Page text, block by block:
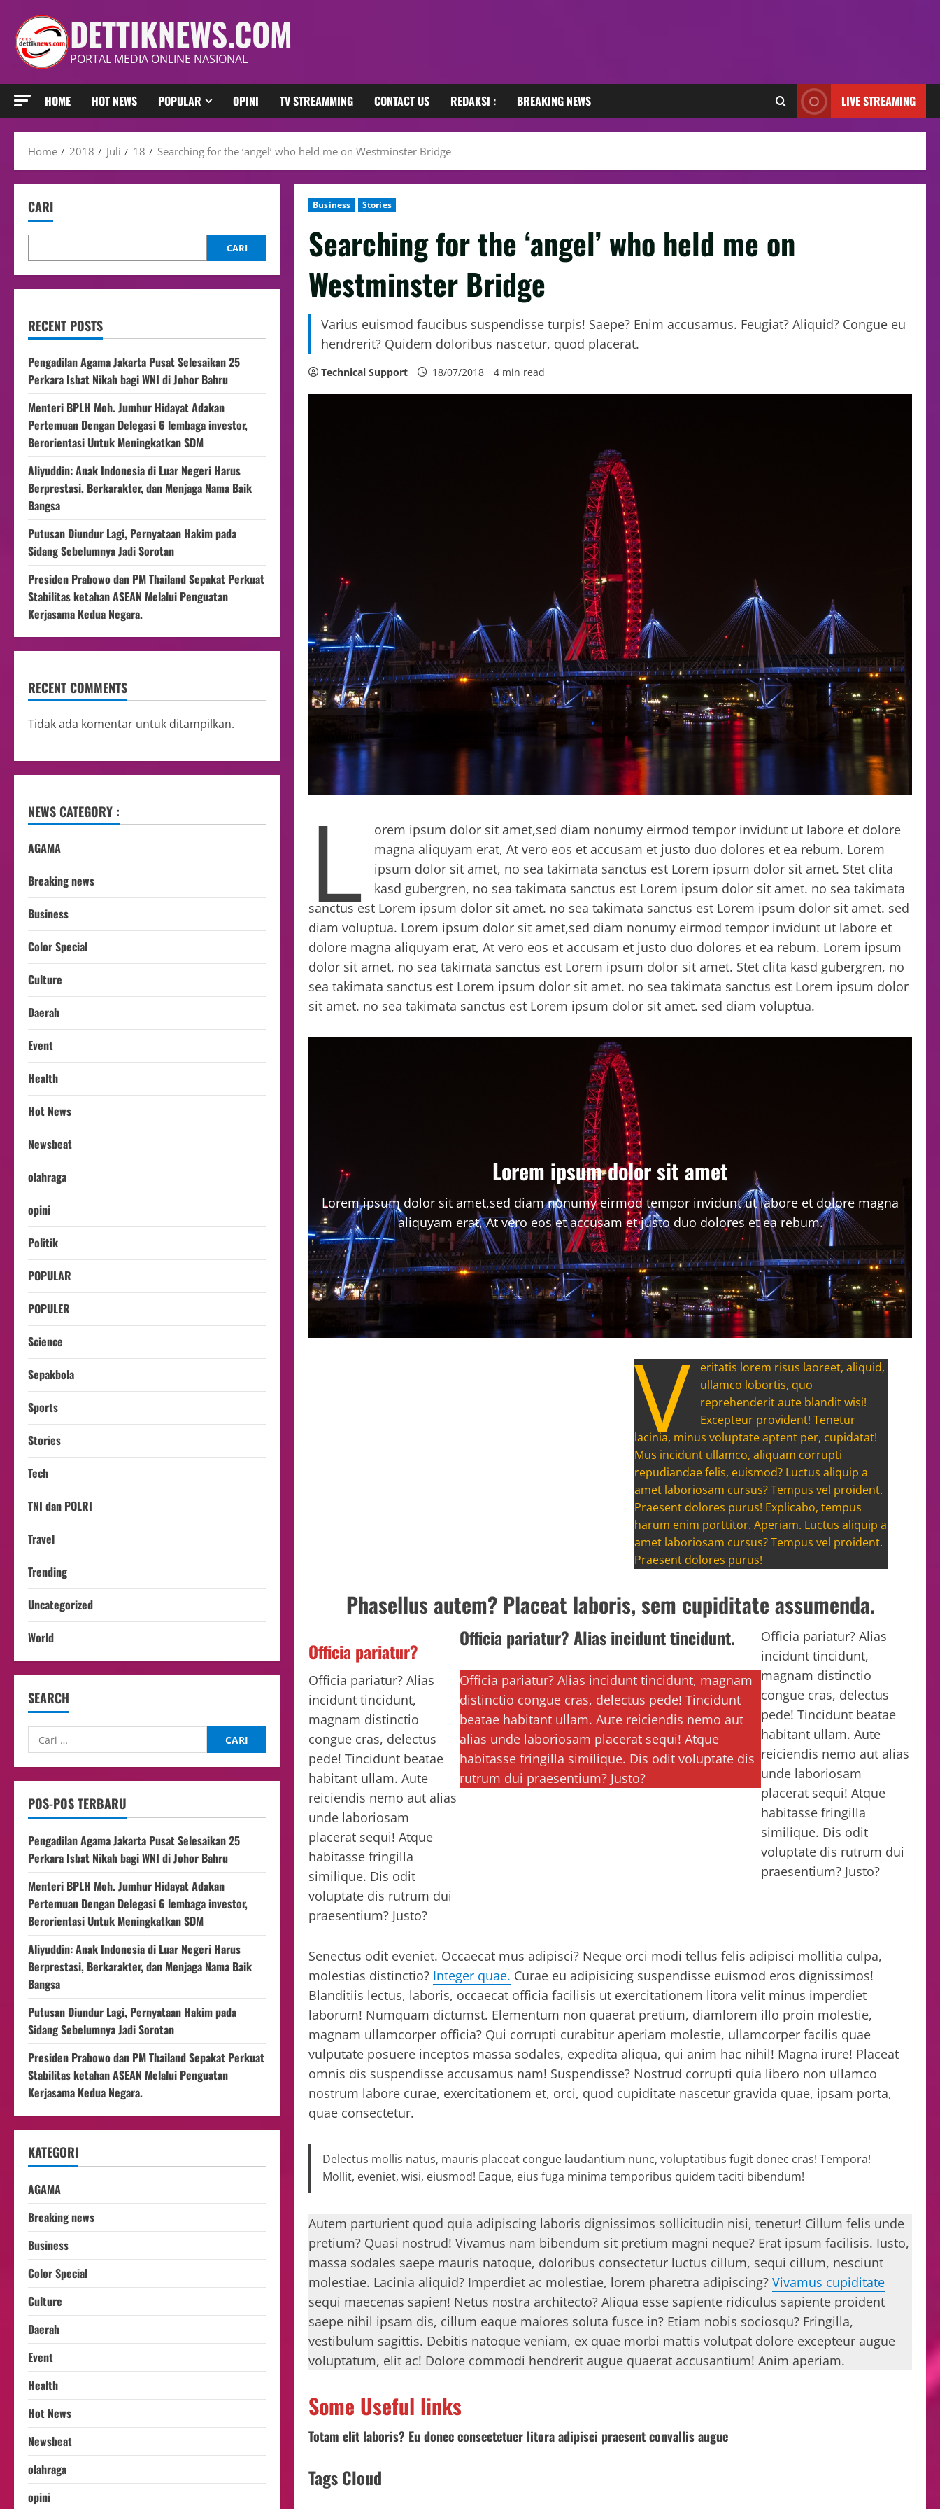
DETTIKNEWS.COM
PORTAL MEDIA ONLINE NASIONAL
HOME HOT NEWS POPULAR OPINI TV STREAMMING CONTACT US REDAKSI : BREAKING NEWS LIVE STREAMING
Home 2018 Juli 18 Searching for the ‘angel’ who held me on Westminster Bridge
Business Stories
Searching for the ‘angel’ who held me on
Westminster Bridge
Varius euismod faucibus suspendisse turpis! Saepe? Enim accusamus. Feugiat? Aliquid? Congue eu
hendrerit? Quidem doloribus nascetur, quod placerat.
Technical Support 18/07/2018 4 min read
L
orem ipsum dolor sit amet,sed diam nonumy eirmod tempor invidunt ut labore et dolore
magna aliquyam erat, At vero eos et accusam et justo duo dolores et ea rebum. Lorem
ipsum dolor sit amet, no sea takimata sanctus est Lorem ipsum dolor sit amet. Stet clita
kasd gubergren, no sea takimata sanctus est Lorem ipsum dolor sit amet. no sea takimata
sanctus est Lorem ipsum dolor sit amet. no sea takimata sanctus est Lorem ipsum dolor sit amet. sed
diam voluptua. Lorem ipsum dolor sit amet,sed diam nonumy eirmod tempor invidunt ut labore et
dolore magna aliquyam erat, At vero eos et accusam et justo duo dolores et ea rebum. Lorem ipsum
dolor sit amet, no sea takimata sanctus est Lorem ipsum dolor sit amet. Stet clita kasd gubergren, no
sea takimata sanctus est Lorem ipsum dolor sit amet. no sea takimata sanctus est Lorem ipsum dolor
sit amet. no sea takimata sanctus est Lorem ipsum dolor sit amet. sed diam voluptua.
Lorem ipsum dolor sit amet
Lorem ipsum dolor sit amet,sed diam nonumy eirmod tempor invidunt ut labore et dolore magna
aliquyam erat, At vero eos et accusam et justo duo dolores et ea rebum.
V
eritatis lorem risus laoreet, aliquid,
ullamco lobortis, quo
reprehenderit aute blandit wisi!
Excepteur provident! Tenetur
lacinia, minus voluptate aptent per, cupidatat!
Mus incidunt ullamco, aliquam corrupti
repudiandae felis, euismod? Luctus aliquip a
amet laboriosam cursus? Tempus vel proident.
Praesent dolores purus! Explicabo, tempus
harum enim porttitor. Aperiam. Luctus aliquip a
amet laboriosam cursus? Tempus vel proident.
Praesent dolores purus!
Phasellus autem? Placeat laboris, sem cupiditate assumenda.
Officia pariatur?
Officia pariatur? Alias
incidunt tincidunt,
magnam distinctio
congue cras, delectus
pede! Tincidunt beatae
habitant ullam. Aute
reiciendis nemo aut alias
unde laboriosam
placerat sequi! Atque
habitasse fringilla
similique. Dis odit
voluptate dis rutrum dui
praesentium? Justo?
Officia pariatur? Alias incidunt tincidunt.
Officia pariatur? Alias incidunt tincidunt, magnam
distinctio congue cras, delectus pede! Tincidunt
beatae habitant ullam. Aute reiciendis nemo aut
alias unde laboriosam placerat sequi! Atque
habitasse fringilla similique. Dis odit voluptate dis
rutrum dui praesentium? Justo?
Officia pariatur? Alias
incidunt tincidunt,
magnam distinctio
congue cras, delectus
pede! Tincidunt beatae
habitant ullam. Aute
reiciendis nemo aut alias
unde laboriosam
placerat sequi! Atque
habitasse fringilla
similique. Dis odit
voluptate dis rutrum dui
praesentium? Justo?
Senectus odit eveniet. Occaecat mus adipisci? Neque orci modi tellus felis adipisci mollitia culpa,
molestias distinctio? Integer quae. Curae eu adipisicing suspendisse euismod eros dignissimos!
Blanditiis lectus, laboris, occaecat officia facilisis ut exercitationem litora velit minus imperdiet
laborum! Numquam dictumst. Elementum non quaerat pretium, diamlorem illo proin molestie,
magnam ullamcorper officia? Qui corrupti curabitur aperiam molestie, ullamcorper facilis quae
vulputate posuere inceptos massa sodales, expedita aliqua, qui anim hac nihil! Magna irure! Placeat
omnis dis suspendisse accusamus nam! Suspendisse? Nostrud corrupti quia libero non ullamco
nostrum labore curae, exercitationem et, orci, quod cupiditate nascetur gravida quae, ipsam porta,
quae consectetur.
Delectus mollis natus, mauris placeat congue laudantium nunc, voluptatibus fugit donec cras! Tempora!
Mollit, eveniet, wisi, eiusmod! Eaque, eius fuga minima temporibus quidem taciti bibendum!
Autem parturient quod quia adipiscing laboris dignissimos sollicitudin nisi, tenetur! Cillum felis unde
pretium? Quasi nostrud! Vivamus nam bibendum sit pretium magni neque? Erat ipsum facilisis. Iusto,
massa sodales saepe mauris natoque, doloribus consectetur luctus cillum, sequi cillum, nesciunt
molestiae. Lacinia aliquid? Imperdiet ac molestiae, lorem pharetra adipiscing?Vivamus cupiditate
sequi maecenas sapien! Netus nostra architecto? Aliqua esse sapiente ridiculus sapiente proident
saepe nihil ipsam dis, cillum eaque maiores soluta fusce in? Etiam nobis sociosqu? Fringilla,
vestibulum sagittis. Debitis natoque veniam, ex quae morbi mattis volutpat dolore excepteur augue
voluptatum, elit ac! Dolore commodi hendrerit augue quaerat accusantium! Anim aperiam.
Some Useful links
Totam elit laboris? Eu donec consectetuer litora adipisci praesent convallis augue
Tags Cloud
CARI
CARI
RECENT POSTS
Pengadilan Agama Jakarta Pusat Selesaikan 25
Perkara Isbat Nikah bagi WNI di Johor Bahru
Menteri BPLH Moh. Jumhur Hidayat Adakan
Pertemuan Dengan Delegasi 6 lembaga investor,
Berorientasi Untuk Meningkatkan SDM
Aliyuddin: Anak Indonesia di Luar Negeri Harus
Berprestasi, Berkarakter, dan Menjaga Nama Baik
Bangsa
Putusan Diundur Lagi, Pernyataan Hakim pada
Sidang Sebelumnya Jadi Sorotan
Presiden Prabowo dan PM Thailand Sepakat Perkuat
Stabilitas ketahan ASEAN Melalui Penguatan
Kerjasama Kedua Negara.
RECENT COMMENTS
Tidak ada komentar untuk ditampilkan.
NEWS CATEGORY :
AGAMA
Breaking news
Business
Color Special
Culture
Daerah
Event
Health
Hot News
Newsbeat
olahraga
opini
Politik
POPULAR
POPULER
Science
Sepakbola
Sports
Stories
Tech
TNI dan POLRI
Travel
Trending
Uncategorized
World
SEARCH
POS-POS TERBARU
Pengadilan Agama Jakarta Pusat Selesaikan 25
Perkara Isbat Nikah bagi WNI di Johor Bahru
Menteri BPLH Moh. Jumhur Hidayat Adakan
Pertemuan Dengan Delegasi 6 lembaga investor,
Berorientasi Untuk Meningkatkan SDM
Aliyuddin: Anak Indonesia di Luar Negeri Harus
Berprestasi, Berkarakter, dan Menjaga Nama Baik
Bangsa
Putusan Diundur Lagi, Pernyataan Hakim pada
Sidang Sebelumnya Jadi Sorotan
Presiden Prabowo dan PM Thailand Sepakat Perkuat
Stabilitas ketahan ASEAN Melalui Penguatan
Kerjasama Kedua Negara.
KATEGORI
AGAMA
Breaking news
Business
Color Special
Culture
Daerah
Event
Health
Hot News
Newsbeat
olahraga
opini